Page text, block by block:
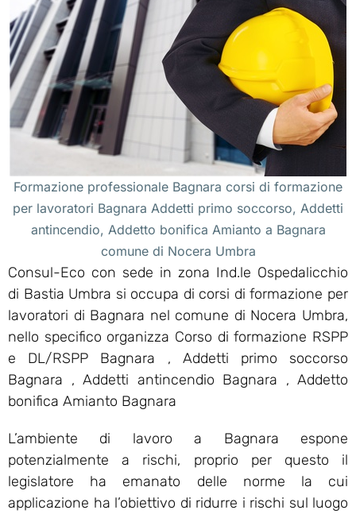
Formazione professionale Bagnara corsi di formazione
per lavoratori Bagnara Addetti primo soccorso, Addetti
antincendio, Addetto bonifica Amianto a Bagnara
comune di Nocera Umbra
Consul-Eco con sede in zona Ind.le Ospedalicchio
di Bastia Umbra si occupa di corsi di formazione per
lavoratori di Bagnara nel comune di Nocera Umbra,
nello specifico organizza Corso di formazione RSPP
e DL/RSPP Bagnara , Addetti primo soccorso
Bagnara , Addetti antincendio Bagnara , Addetto
bonifica Amianto Bagnara
L’ambiente di lavoro a Bagnara espone
potenzialmente a rischi, proprio per questo il
legislatore ha emanato delle norme la cui
applicazione ha l’obiettivo di ridurre i rischi sul luogo